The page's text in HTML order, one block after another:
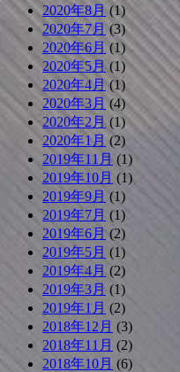
2020年8月 (1)
2020年7月 (3)
2020年6月 (1)
2020年5月 (1)
2020年4月 (1)
2020年3月(4)
2020年2月 (1)
2020年1月 (2)
2019年11月 (1)
2019年10月 (1)
2019年9月 (1)
2019年7月 (1)
2019年6月 (2)
2019年5月 (1)
2019年4月 (2)
2019年3月 (1)
2019年1月 (2)
2018年12月 (3)
2018年11月 (2)
2018年10月 (6)